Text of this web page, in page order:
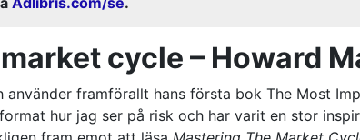
cycle – Howard
använder framförallt hans första bok The Most
hur jag ser på risk och har varit en stor